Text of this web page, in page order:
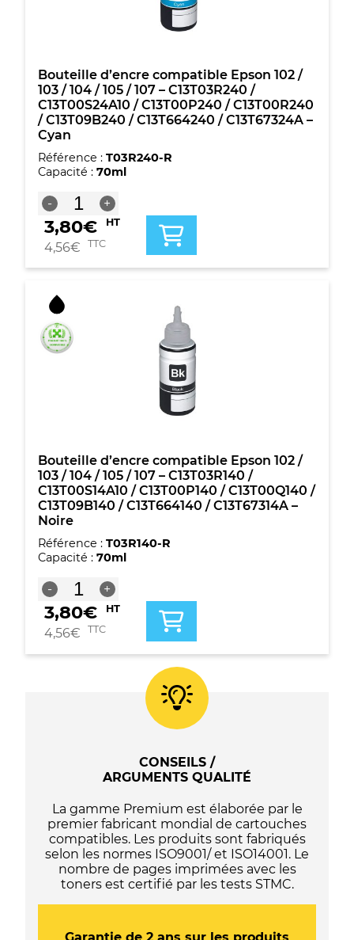
C13T00S34A10
/
C13T00P340
/
C13T00R340
/
C13T09B340
C13T664340
/
C13T67334A
-
Bouteille d’encre compatible Epson 102 /
103 / 104 / 105 / 107 – C13T03R240 /
C13T00S24A10 / C13T00P240 / C13T00R240
/ C13T09B240 / C13T664240 / C13T67324A –
Cyan
Référence : T03R240-R
Capacité : 70ml
-
quantité
de
Bouteille
d'encre
Epson
/
103
/
104
/
C13T00S24A10
/
C13T00P240
/
C13T00R240
/
C13T09B240
C13T664240
/
C13T67324A
-
+
3,80€ HT
4,56€ TTC
Bouteille d’encre compatible Epson 102 /
103 / 104 / 105 / 107 – C13T03R140 /
C13T00S14A10 / C13T00P140 / C13T00Q140 /
C13T09B140 / C13T664140 / C13T67314A –
Noire
Référence : T03R140-R
Capacité : 70ml
-
quantité
de
Bouteille
d'encre
Epson
-
C13T03R140
/
C13T00S14A10
/
C13T00P140
+
3,80€ HT
4,56€ TTC
CONSEILS /
ARGUMENTS QUALITÉ
La gamme Premium est élaborée par le
premier fabricant mondial de cartouches
compatibles. Les produits sont fabriqués
selon les normes ISO9001/ et ISO14001. Le
nombre de pages imprimées avec les
toners est certifié par les tests STMC.